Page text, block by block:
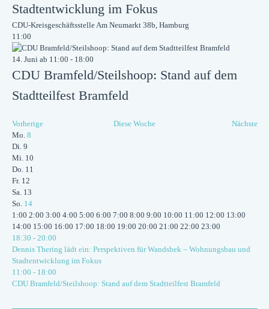
Stadtentwicklung im Fokus
CDU-Kreisgeschäftsstelle Am Neumarkt 38b, Hamburg
11:00
14. Juni ab 11:00 - 18:00
CDU Bramfeld/Steilshoop: Stand auf dem
Stadtteilfest Bramfeld
Vorherige Diese Woche Nächste
Woche
von
Veranstaltungen
Mo. 8
Di. 9
Mi. 10
Do. 11
Fr. 12
Sa. 13
So. 14
0:00
1:00 2:00 3:00 4:00 5:00 6:00 7:00 8:00 9:00 10:00 11:00 12:00 13:00
14:00 15:00 16:00 17:00 18:00 19:00 20:00 21:00 22:00 23:000:00
Montag,
Juni
8,
June
8,
2026
18:30 - 20:00
Dennis Thering lädt ein: Perspektiven für Wandsbek – Wohnungsbau und
Stadtentwicklung im Fokus
Dienstag,
Keine
Veranstaltungen
Mittwoch,
Keine
Veranstaltungen
Donnerstag,
Keine
Veranstaltungen
Freitag,
Keine
Veranstaltungen
Samstag,
Keine
Veranstaltungen
Sonntag,
June
14,
11:00 - 18:00
CDU Bramfeld/Steilshoop: Stand auf dem Stadtteilfest Bramfeld